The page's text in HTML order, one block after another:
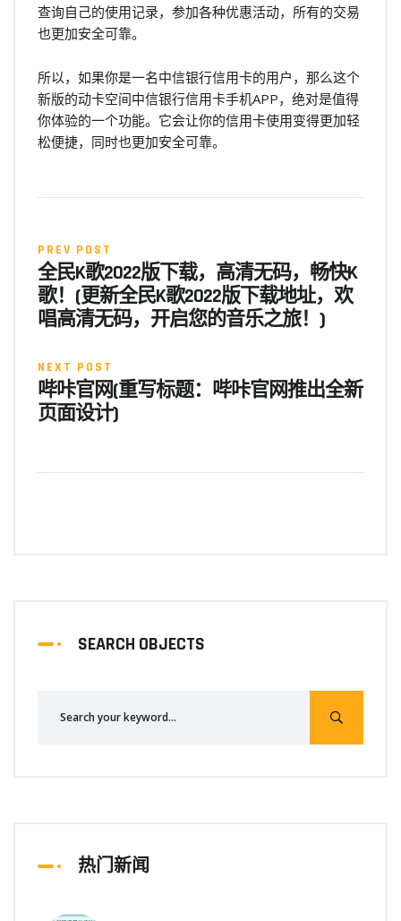
查询自己的使用记录，参加各种优惠活动，所有的交易
也更加安全可靠。
所以，如果你是一名中信银行信用卡的用户，那么这个
新版的动卡空间中信银行信用卡手机APP，绝对是值得
你体验的一个功能。它会让你的信用卡使用变得更加轻
松便捷，同时也更加安全可靠。
PREV POST
全民K歌2022版下载，高清无码，畅快K
歌！(更新全民K歌2022版下载地址，欢
唱高清无码，开启您的音乐之旅！)
NEXT POST
哔咔官网(重写标题：哔咔官网推出全新
页面设计)
SEARCH OBJECTS
热门新闻